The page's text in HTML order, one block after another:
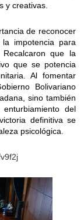
y creativas.
de reconocer
impotencia para
Recalcaron que la
que se potencia
Al fomentar
Bolivariano
sino también
del
definitiva se
psicológica.